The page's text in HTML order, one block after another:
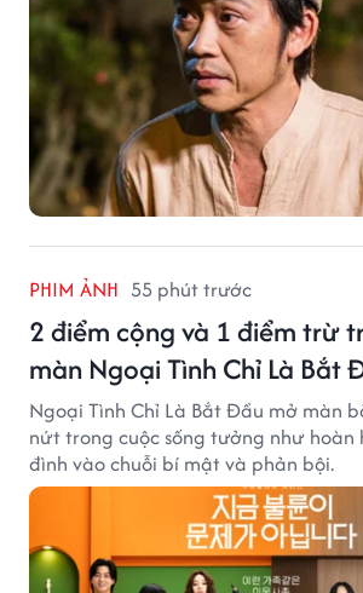
PHIM ẢNH 55 phút trước
2 điểm cộng và 1 điểm trừ
màn Ngoại Tình Chỉ Là Bắt
Ngoại Tình Chỉ Là Bắt Đầu mở màn
nứt trong cuộc sống tưởng như hoàn
đình vào chuỗi bí mật và phản bội.